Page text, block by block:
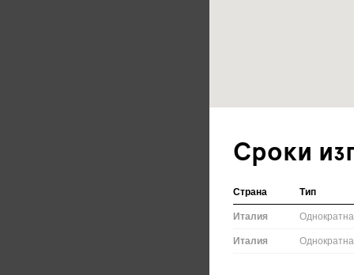
Сроки
Страна Тип
Италия
Италия